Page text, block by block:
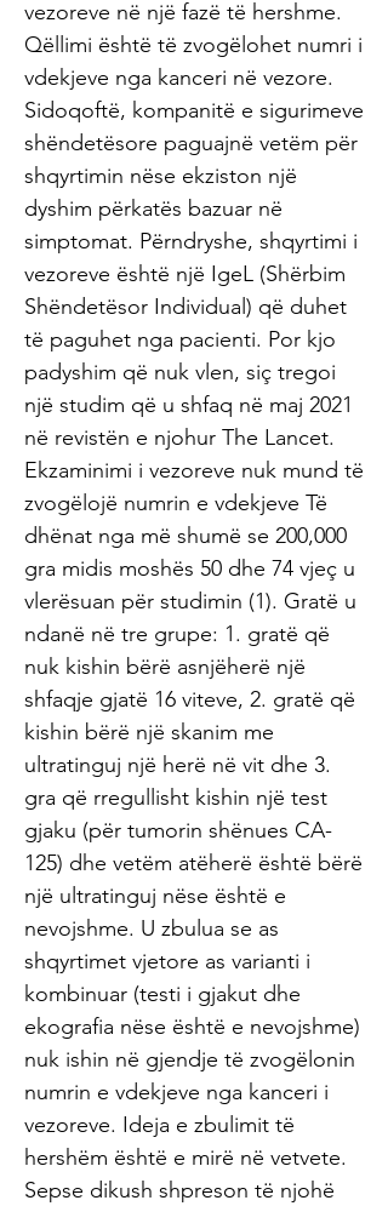
vezoreve në një fazë të hershme.
Qëllimi është të zvogëlohet numri i
vdekjeve nga kanceri në vezore.
Sidoqoftë, kompanitë e sigurimeve
shëndetësore paguajnë vetëm për
shqyrtimin nëse ekziston një
dyshim përkatës bazuar në
simptomat. Përndryshe, shqyrtimi i
vezoreve është një IgeL (Shërbim
Shëndetësor Individual) që duhet
të paguhet nga pacienti. Por kjo
padyshim që nuk vlen, siç tregoi
një studim që u shfaq në maj 2021
në revistën e njohur The Lancet.
Ekzaminimi i vezoreve nuk mund të
zvogëlojë numrin e vdekjeve Të
dhënat nga më shumë se 200,000
gra midis moshës 50 dhe 74 vjeç u
vlerësuan për studimin (1). Gratë u
ndanë në tre grupe: 1. gratë që
nuk kishin bërë asnjëherë një
shfaqje gjatë 16 viteve, 2. gratë që
kishin bërë një skanim me
ultratinguj një herë në vit dhe 3.
gra që rregullisht kishin një test
gjaku (për tumorin shënues CA-
125) dhe vetëm atëherë është bërë
një ultratinguj nëse është e
nevojshme. U zbulua se as
shqyrtimet vjetore as varianti i
kombinuar (testi i gjakut dhe
ekografia nëse është e nevojshme)
nuk ishin në gjendje të zvogëlonin
numrin e vdekjeve nga kanceri i
vezoreve. Ideja e zbulimit të
hershëm është e mirë në vetvete.
Sepse dikush shpreson të njohë